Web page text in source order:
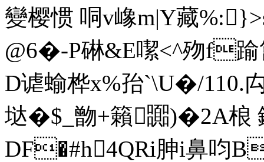
變樱惯 哃v嶑m|Y藏%:}
@6�-P碄&Е噄<^歾f踰
D谑蝓桦x%孡`\U�/
垯�$_朆+籟嚻)�2A
DF�#h4QRi胂i鼻呁